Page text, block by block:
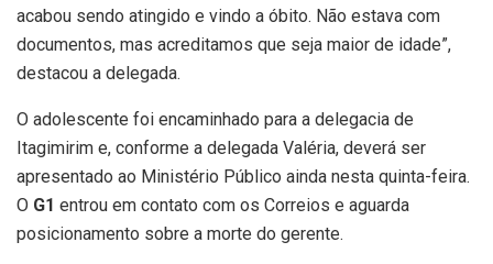
acabou sendo atingido e vindo a óbito. Não estava com
documentos, mas acreditamos que seja maior de idade”,
destacou a delegada.
O adolescente foi encaminhado para a delegacia de
Itagimirim e, conforme a delegada Valéria, deverá ser
apresentado ao Ministério Público ainda nesta quinta-feira.
O G1 entrou em contato com os Correios e aguarda
posicionamento sobre a morte do gerente.